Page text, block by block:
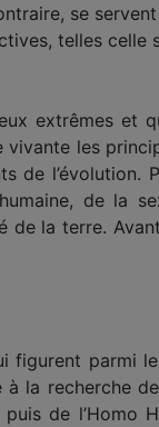
se
telles celle
extrêmes et
vivante les
de l’évolution.
de la
la terre.
figurent parmi
la recherche
de l’Homo